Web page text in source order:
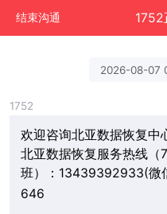
结束沟通 1752
2026-08-07
1752
欢迎咨询北亚数据恢复中
北亚数据恢复服务热线
班）：13439392933(
646